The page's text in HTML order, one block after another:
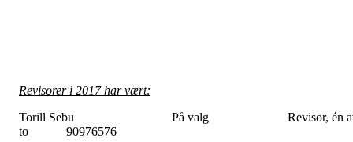
Revisorer i 2017 har vært:
Torill Sebu På valg Revisor, én
to 90976576